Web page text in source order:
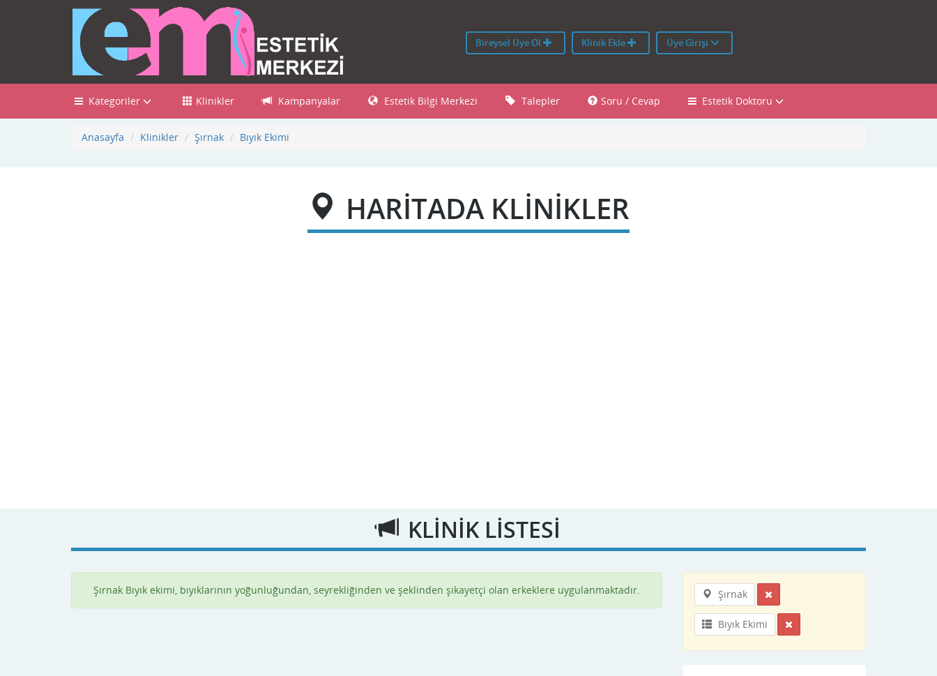
Bireysel Üye Ol Klinik Ekle Üye Girişi
Kategoriler Klinikler Kampanyalar Estetik Bilgi Merkezi Talepler Soru / Cevap Estetik Doktoru
Anasayfa Klinikler Şırnak Bıyık Ekimi
HARİTADA KLİNİKLER
KLİNİK LİSTESİ
Şırnak Bıyık ekimi, bıyıklarının yoğunluğundan, seyrekliğinden ve şeklinden şikayetçi olan erkeklere uygulanmaktadır. Şırnak
Bıyık Ekimi